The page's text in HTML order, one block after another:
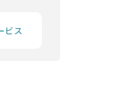
ビス